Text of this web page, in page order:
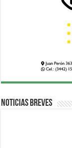
Noticias breves